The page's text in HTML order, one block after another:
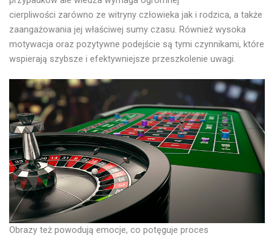
cierpliwości zarówno ze witryny człowieka jak i rodzica, a także
zaangażowania jej właściwej sumy czasu. Również wysoka
motywacja oraz pozytywne podejście są tymi czynnikami, które
wspierają szybsze i efektywniejsze przeszkolenie uwagi.
Obrazy też powodują emocje, co potęguje proces